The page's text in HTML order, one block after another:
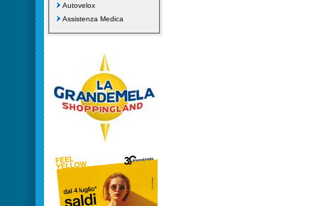
Autovelox
Assistenza Medica